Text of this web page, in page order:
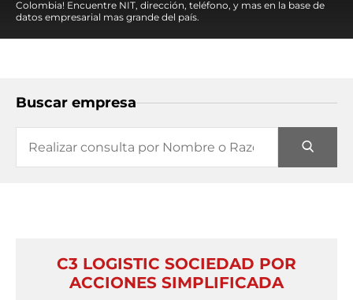
Colombia! Encuentre NIT, dirección, teléfono, y mas en la base de
datos empresarial mas grande del país.
Buscar empresa
C3 LOGISTIC SOCIEDAD POR
ACCIONES SIMPLIFICADA